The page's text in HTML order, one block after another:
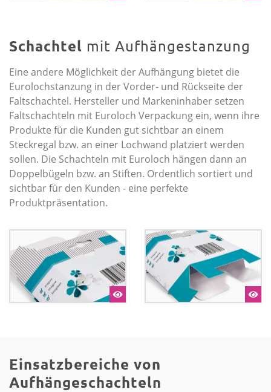
Schachtel mit Aufhängestanzung
Eine andere Möglichkeit der Aufhängung bietet die
Eurolochstanzung in der Vorder- und Rückseite der
Faltschachtel. Hersteller und Markeninhaber setzen
Faltschachteln mit Euroloch Verpackung ein, wenn ihre
Produkte für die Kunden gut sichtbar an einem
Steckregal bzw. an einer Lochwand platziert werden
sollen. Die Schachteln mit Euroloch hängen dann an
Doppelbügeln bzw. an Stiften. Ordentlich sortiert und
sichtbar für den Kunden - eine perfekte
Produktpräsentation.
Einsatzbereiche von
Aufhängeschachteln